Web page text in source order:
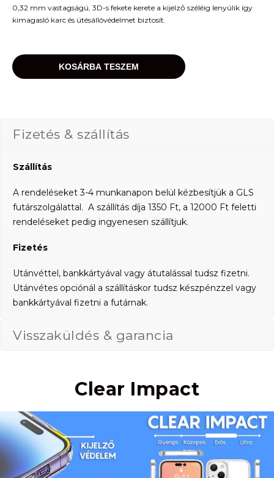
0,32 mm vastagságú, 3D-s fekete kerete a kijelző széléig lenyúlik így
kimagasló karc és ütésállóvédelmet biztosít.
KOSÁRBA TESZEM
Fizetés & szállítás
Szállítás
A rendeléseket 3-4 munkanapon belül kézbesítjük a GLS
futárszolgálattal. A szállítás díja 1350 Ft, a 12000 Ft feletti
rendeléseket pedig ingyenesen szállítjuk.
Fizetés
Utánvéttel, bankkártyával vagy átutalással tudsz fizetni.
Utánvétes opciónál a szállításkor tudsz készpénzzel vagy
bankkártyával fizetni a futárnak.
Visszaküldés & garancia
Clear Impact